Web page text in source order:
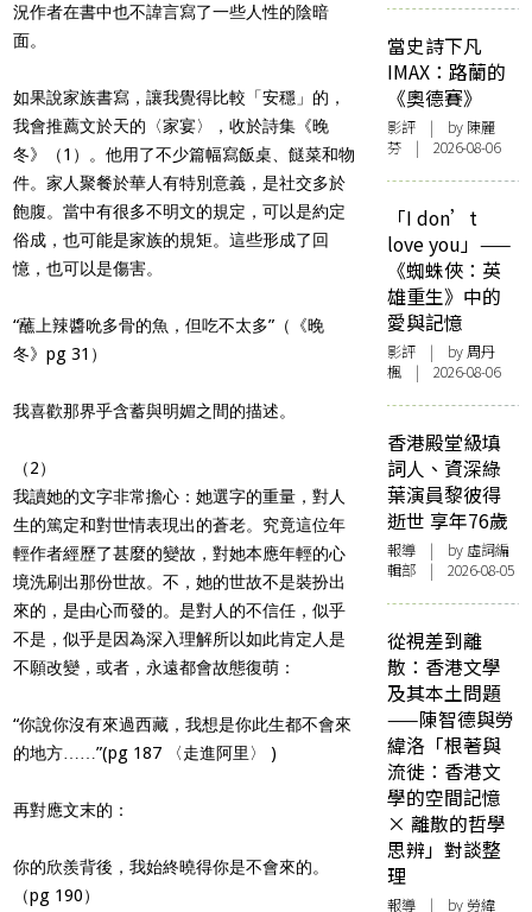
況作者在書中也不諱言寫了一些人性的陰暗
面。
如果說家族書寫，讓我覺得比較「安穩」的，
我會推薦文於天的〈家宴〉，收於詩集《晚
冬》（1）。他用了不少篇幅寫飯桌、餸菜和物
件。家人聚餐於華人有特別意義，是社交多於
飽腹。當中有很多不明文的規定，可以是約定
俗成，也可能是家族的規矩。這些形成了回
憶，也可以是傷害。
“蘸上辣醬吮多骨的魚，但吃不太多”（《晚
冬》pg 31）
我喜歡那界乎含蓄與明媚之間的描述。
（2）
我讀她的文字非常擔心：她選字的重量，對人
生的篤定和對世情表現出的蒼老。究竟這位年
輕作者經歷了甚麼的變故，對她本應年輕的心
境洗刷出那份世故。不，她的世故不是裝扮出
來的，是由心而發的。是對人的不信任，似乎
不是，似乎是因為深入理解所以如此肯定人是
不願改變，或者，永遠都會故態復萌：
“你說你沒有來過西藏，我想是你此生都不會來
的地方……”(pg 187 〈走進阿里〉 )
再對應文末的：
你的欣羨背後，我始終曉得你是不會來的。
（pg 190）
當史詩下凡
IMAX：路蘭的
《奧德賽》
影評 | by 陳麗
芬 | 2026-08-06
「I don’t
love you」——
《蜘蛛俠：英
雄重生》中的
愛與記憶
影評 | by周丹
楓 | 2026-08-06
香港殿堂級填
詞人、資深綠
葉演員黎彼得
逝世 享年76歲
報導 | by 虛詞編
輯部 | 2026-08-05
從視差到離
散：香港文學
及其本土問題
——陳智德與勞
緯洛「根著與
流徙：香港文
學的空間記憶
× 離散的哲學
思辨」對談整
理
報導 | by 勞緯